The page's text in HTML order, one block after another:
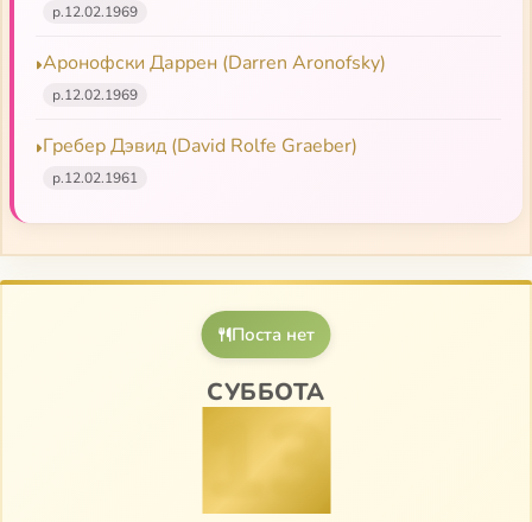
р.12.02.1969
Аронофски Даррен (Darren Aronofsky)
р.12.02.1969
Гребер Дэвид (David Rolfe Graeber)
р.12.02.1961
Поста нет
СУББОТА
13